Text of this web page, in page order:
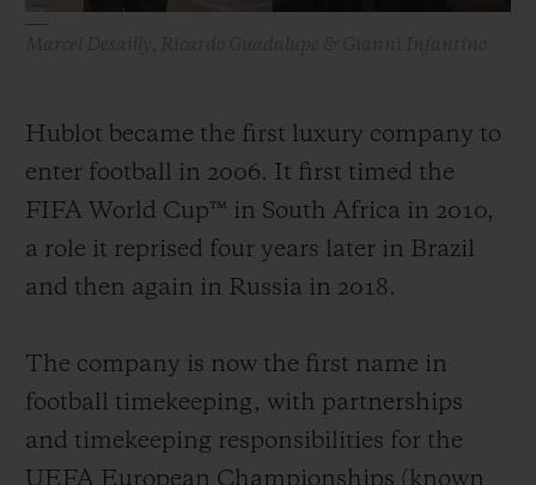
Hublot became the first luxury company to
enter football in 2006. It first timed the
FIFA World Cup™ in South Africa in 2010,
a role it reprised four years later in Brazil
and then again in Russia in 2018.
The company is now the first name in
football timekeeping, with partnerships
and timekeeping responsibilities for the